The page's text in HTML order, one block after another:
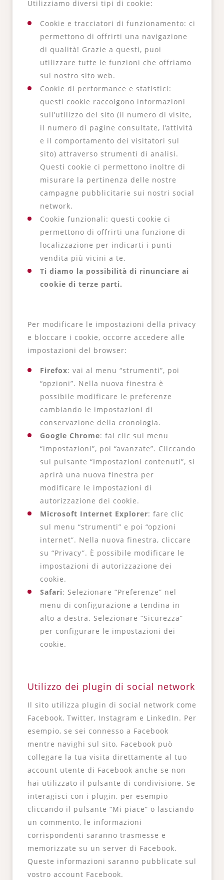
Utilizziamo diversi tipi di cookie:
Cookie e tracciatori di funzionamento: ci
permettono di offrirti una navigazione
di qualità! Grazie a questi, puoi
utilizzare tutte le funzioni che offriamo
sul nostro sito web.
Cookie di performance e statistici:
questi cookie raccolgono informazioni
sull’utilizzo del sito (il numero di visite,
il numero di pagine consultate, l’attività
e il comportamento dei visitatori sul
sito) attraverso strumenti di analisi.
Questi cookie ci permettono inoltre di
misurare la pertinenza delle nostre
campagne pubblicitarie sui nostri social
network.
Cookie funzionali: questi cookie ci
permettono di offrirti una funzione di
localizzazione per indicarti i punti
vendita più vicini a te.
Ti diamo la possibilità di rinunciare ai
cookie di terze parti.
Per modificare le impostazioni della privacy
e bloccare i cookie, occorre accedere alle
impostazioni del browser:
Firefox: vai al menu “strumenti”, poi
“opzioni”. Nella nuova finestra è
possibile modificare le preferenze
cambiando le impostazioni di
conservazione della cronologia.
Google Chrome: fai clic sul menu
“impostazioni”, poi “avanzate”. Cliccando
sul pulsante “Impostazioni contenuti”, si
aprirà una nuova finestra per
modificare le impostazioni di
autorizzazione dei cookie.
Microsoft Internet Explorer: fare clic
sul menu “strumenti” e poi “opzioni
internet”. Nella nuova finestra, cliccare
su “Privacy”. È possibile modificare le
impostazioni di autorizzazione dei
cookie.
Safari: Selezionare “Preferenze” nel
menu di configurazione a tendina in
alto a destra. Selezionare “Sicurezza”
per configurare le impostazioni dei
cookie.
Utilizzo dei plugin di social network
Il sito utilizza plugin di social network come
Facebook, Twitter, Instagram e LinkedIn. Per
esempio, se sei connesso a Facebook
mentre navighi sul sito, Facebook può
collegare la tua visita direttamente al tuo
account utente di Facebook anche se non
hai utilizzato il pulsante di condivisione. Se
interagisci con i plugin, per esempio
cliccando il pulsante “Mi piace” o lasciando
un commento, le informazioni
corrispondenti saranno trasmesse e
memorizzate su un server di Facebook.
Queste informazioni saranno pubblicate sul
vostro account Facebook.